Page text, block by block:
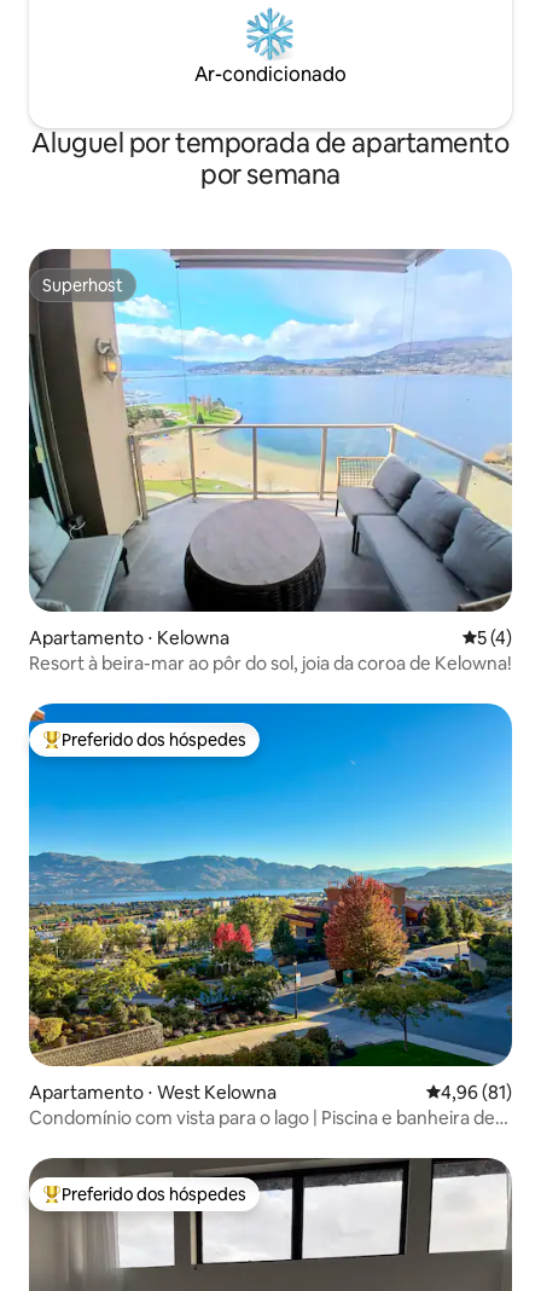
Ar-condicionado
Aluguel por temporada de apartamento
por semana
Superhost
Superhost
Apartamento ⋅ Kelowna 5 de
5 (4)
Resort à beira-mar ao pôr do sol, joia da coroa de Kelowna!
Entre os melhores preferidos dos hóspedes
Preferido dos hóspedes
Apartamento ⋅ West Kelowna 4,96 de uma
4,96 (81)
Condomínio com vista para o lago | Piscina e banheira de
Entre os melhores preferidos dos hóspedes
Preferido dos hóspedes